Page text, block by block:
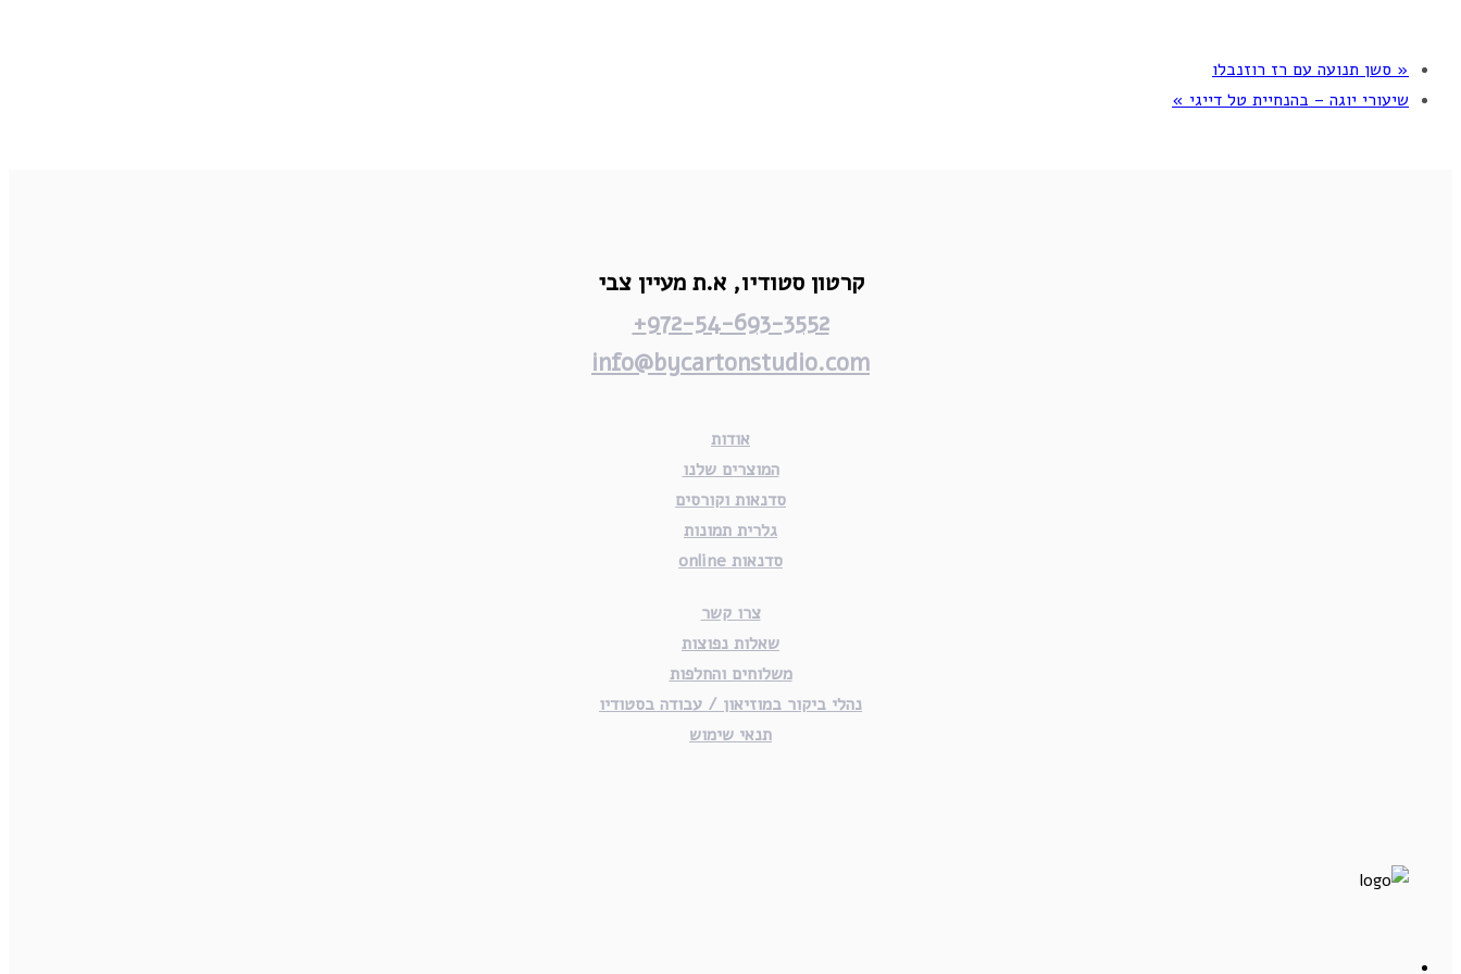
« סשן תנועה עם רז רוזנבלו
שיעורי יוגה – בהנחיית טל דייגי »
קרטון סטודיו,א.ת מעיין צבי
972-54-693-3552+
info@bycartonstudio.com
אודות
המוצרים שלנו
סדנאות וקורסים
גלרית תמונות
סדנאות online
צרו קשר
שאלות נפוצות
משלוחים והחלפות
נהלי ביקור במוזיאון / עבודה בסטודיו
תנאי שימוש